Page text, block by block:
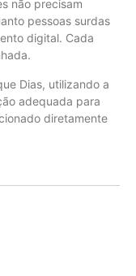
não precisam
pessoas surdas
digital. Cada
Dias, utilizando a
adequada para
diretamente